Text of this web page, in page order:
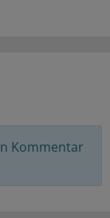
Kommentar